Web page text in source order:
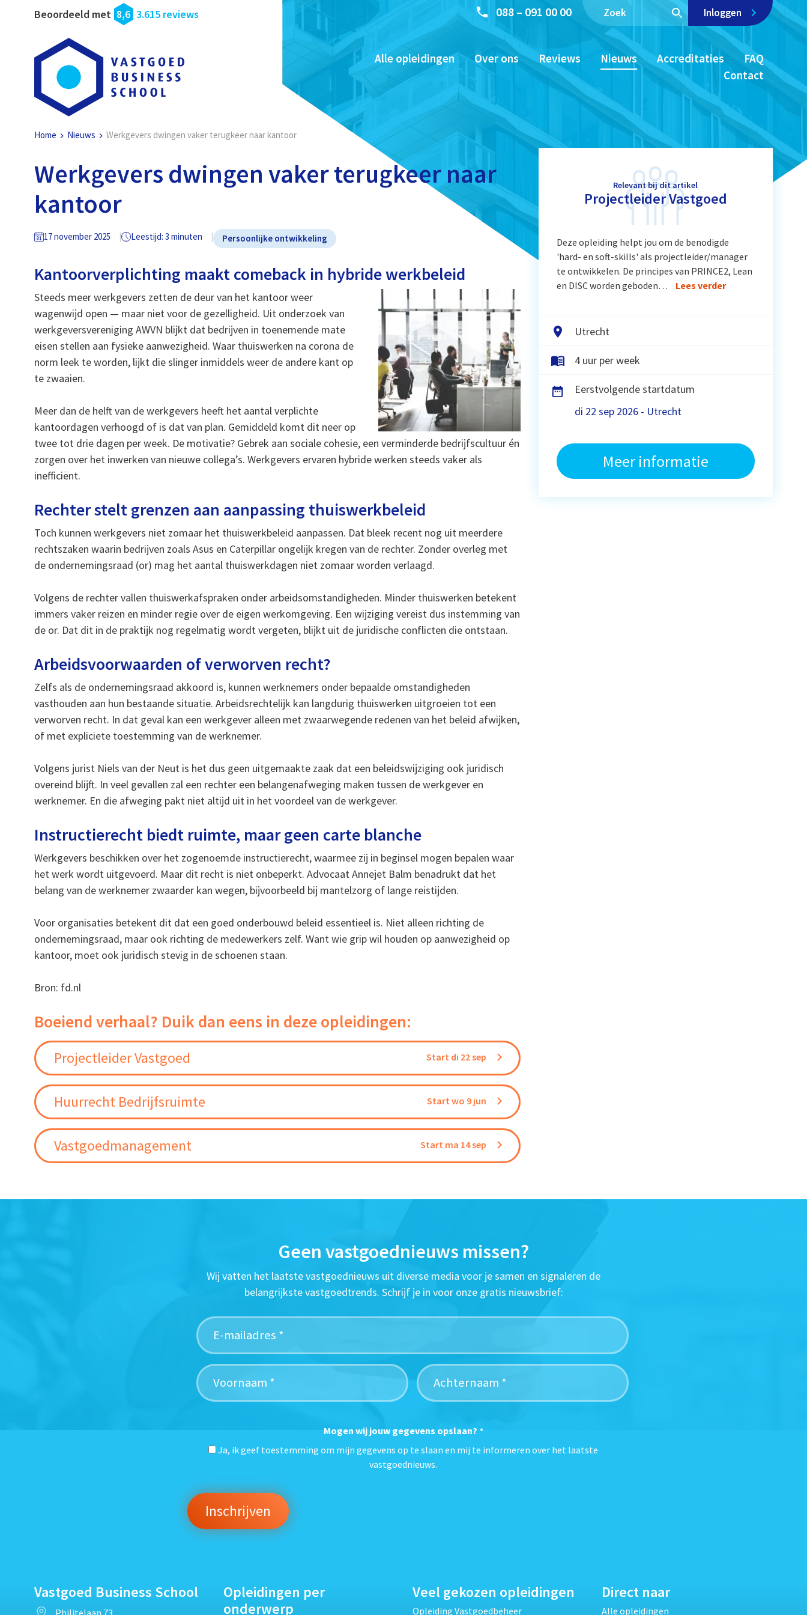
Beoordeeld met 8,6 3.615 reviews 088 – 091 00 00 Inloggen
Alle opleidingen Over ons Reviews Nieuws Accreditaties
FAQ
Contact
Home Nieuws Werkgevers dwingen vaker terugkeer naar kantoor
Werkgevers dwingen vaker terugkeer naar
kantoor
17 november 2025 Leestijd: 3 minuten Persoonlijke ontwikkeling
Kantoorverplichting maakt comeback in hybride werkbeleid
Steeds meer werkgevers zetten de deur van het kantoor weer
wagenwijd open — maar niet voor de gezelligheid. Uit onderzoek van
werkgeversvereniging AWVN blijkt dat bedrijven in toenemende mate
eisen stellen aan fysieke aanwezigheid. Waar thuiswerken na corona de
norm leek te worden, lijkt die slinger inmiddels weer de andere kant op
te zwaaien.
Meer dan de helft van de werkgevers heeft het aantal verplichte
kantoordagen verhoogd of is dat van plan. Gemiddeld komt dit neer op
twee tot drie dagen per week. De motivatie? Gebrek aan sociale cohesie, een verminderde bedrijfscultuur én
zorgen over het inwerken van nieuwe collega’s. Werkgevers ervaren hybride werken steeds vaker als
inefficiënt.
Rechter stelt grenzen aan aanpassing thuiswerkbeleid
Toch kunnen werkgevers niet zomaar het thuiswerkbeleid aanpassen. Dat bleek recent nog uit meerdere
rechtszaken waarin bedrijven zoals Asus en Caterpillar ongelijk kregen van de rechter. Zonder overleg met
de ondernemingsraad (or) mag het aantal thuiswerkdagen niet zomaar worden verlaagd.
Volgens de rechter vallen thuiswerkafspraken onder arbeidsomstandigheden. Minder thuiswerken betekent
immers vaker reizen en minder regie over de eigen werkomgeving. Een wijziging vereist dus instemming van
de or. Dat dit in de praktijk nog regelmatig wordt vergeten, blijkt uit de juridische conflicten die ontstaan.
Arbeidsvoorwaarden of verworven recht?
Zelfs als de ondernemingsraad akkoord is, kunnen werknemers onder bepaalde omstandigheden
vasthouden aan hun bestaande situatie. Arbeidsrechtelijk kan langdurig thuiswerken uitgroeien tot een
verworven recht. In dat geval kan een werkgever alleen met zwaarwegende redenen van het beleid afwijken,
of met expliciete toestemming van de werknemer.
Volgens jurist Niels van der Neut is het dus geen uitgemaakte zaak dat een beleidswijziging ook juridisch
overeind blijft. In veel gevallen zal een rechter een belangenafweging maken tussen de werkgever en
werknemer. En die afweging pakt niet altijd uit in het voordeel van de werkgever.
Instructierecht biedt ruimte, maar geen carte blanche
Werkgevers beschikken over het zogenoemde instructierecht, waarmee zij in beginsel mogen bepalen waar
het werk wordt uitgevoerd. Maar dit recht is niet onbeperkt. Advocaat Annejet Balm benadrukt dat het
belang van de werknemer zwaarder kan wegen, bijvoorbeeld bij mantelzorg of lange reistijden.
Voor organisaties betekent dit dat een goed onderbouwd beleid essentieel is. Niet alleen richting de
ondernemingsraad, maar ook richting de medewerkers zelf. Want wie grip wil houden op aanwezigheid op
kantoor, moet ook juridisch stevig in de schoenen staan.
Bron: fd.nl
Boeiend verhaal? Duik dan eens in deze opleidingen:
Projectleider Vastgoed Start di 22 sep
Huurrecht Bedrijfsruimte Start wo 9 jun
Vastgoedmanagement Start ma 14 sep
Relevant bij dit artikel
Projectleider Vastgoed
Deze opleiding helpt jou om de benodigde
'hard- en soft-skills' als projectleider/manager
te ontwikkelen. De principes van PRINCE2, Lean
en DISC worden geboden…
Lees verder
Utrecht
4 uur per week
Eerstvolgende startdatum
di 22 sep 2026 - Utrecht
Meer informatie
Geen vastgoednieuws missen?
Wij vatten het laatste vastgoednieuws uit diverse media voor je samen en signaleren de
belangrijkste vastgoedtrends. Schrijf je in voor onze gratis nieuwsbrief:
Mogen wij jouw gegevens opslaan? *
Ja, ik geef toestemming om mijn gegevens op te slaan en mij te informeren over het laatste
vastgoednieuws.
Vastgoed Business School
Philitelaan 73
Opleidingen per
onderwerp
Veel gekozen opleidingen
Opleiding Vastgoedbeheer
Direct naar
Alle opleidingen